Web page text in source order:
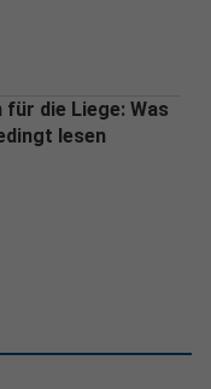
die Liege: Was
lesen